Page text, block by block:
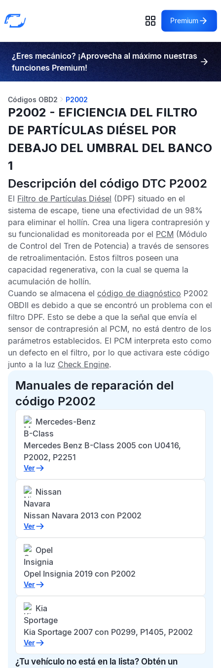
Premium
¿Eres mecánico? ¡Aprovecha al máximo nuestras
funciones Premium!
Códigos OBD2 P2002
P2002 - EFICIENCIA DEL FILTRO
DE PARTÍCULAS DIÉSEL POR
DEBAJO DEL UMBRAL DEL BANCO
1
Descripción del código DTC P2002
El Filtro de Partículas Diésel (DPF) situado en el
sistema de escape, tiene una efectividad de un 98%
para eliminar el hollín. Crea una ligera contrapresión y
su funcionalidad es monitoreada por el PCM (Módulo
de Control del Tren de Potencia) a través de sensores
de retroalimentación. Estos filtros poseen una
capacidad regenerativa, con la cual se quema la
acumulación de hollín.
Cuando se almacena el código de diagnóstico P2002
OBDII es debido a que se encontró un problema con el
filtro DPF. Esto se debe a que la señal que envía el
sensor de contrapresión al PCM, no está dentro de los
parámetros establecidos. El PCM interpreta esto como
un defecto en el filtro, por lo que activara este código
junto a la luz Check Engine.
Manuales de reparación del
código P2002
Mercedes-Benz
B-Class
Mercedes Benz B-Class 2005 con U0416,
P2002, P2251
Ver
Nissan
Navara
Nissan Navara 2013 con P2002
Ver
Opel
Insignia
Opel Insignia 2019 con P2002
Ver
Kia
Sportage
Kia Sportage 2007 con P0299, P1405, P2002
Ver
¿Tu vehículo no está en la lista? Obtén un